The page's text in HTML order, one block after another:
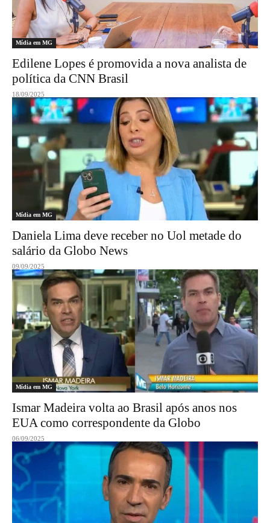
Mídia em MG
Edilene Lopes é promovida a nova analista de
política da CNN Brasil
18/09/2025
Mídia em MG
Daniela Lima deve receber no Uol metade do
salário da Globo News
09/09/2025
Mídia em MG
Ismar Madeira volta ao Brasil após anos nos
EUA como correspondente da Globo
06/09/2025